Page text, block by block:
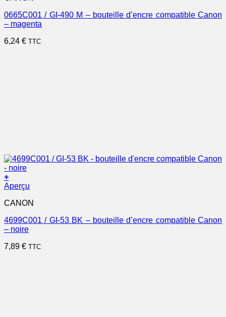
0665C001 / GI-490 M – bouteille d’encre compatible Canon
– magenta
6,24 € TTC
+
Aperçu
CANON
4699C001 / GI-53 BK – bouteille d’encre compatible Canon
– noire
7,89 € TTC